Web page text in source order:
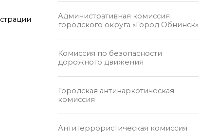
Административная комиссия
городского округа «Город Обнинск»
Комиссия по безопасности
дорожного движения
Городская антинаркотическая
комиссия
Антитеррористическая комиссия